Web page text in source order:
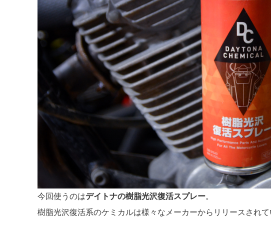
今回使うのはデイトナの樹脂光沢復活スプレー。
樹脂光沢復活系のケミカルは様々なメーカーからリリースされ